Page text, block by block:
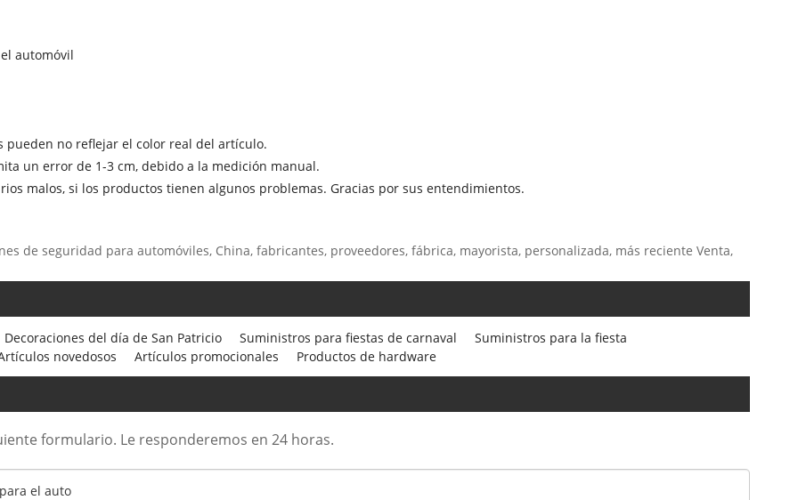
automóvil
no reflejar el color real del artículo.
un error de 1-3 cm, debido a la medición manual.
malos, si los productos tienen algunos problemas. Gracias por sus entendimientos.
de seguridad para automóviles, China, fabricantes, proveedores, fábrica, mayorista, personalizada, más reciente Venta,
Decoraciones del día de San Patricio Suministros para fiestas de carnaval
Suministros para la fiesta
novedosos
Artículos promocionales Productos de hardware
formulario. Le responderemos en 24 horas.